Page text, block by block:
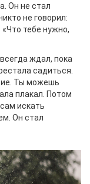
Он не стал
не говорил:
тебе нужно,
ждал, пока
садиться.
Ты можешь
плакал. Потом
искать
Он стал